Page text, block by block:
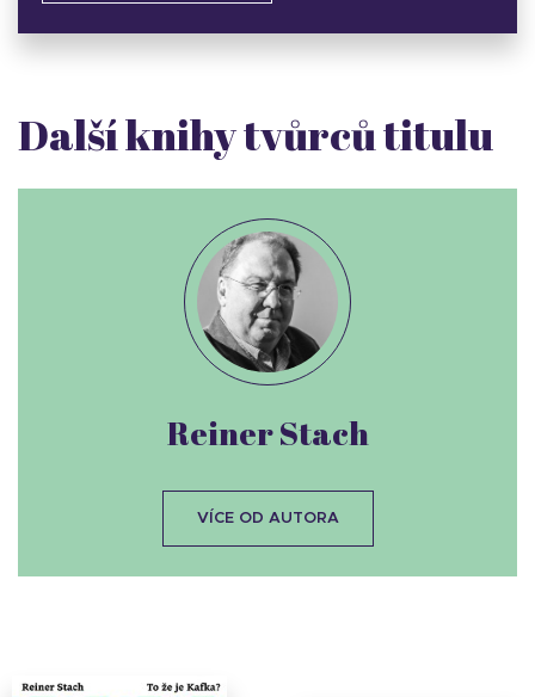
Další knihy tvůrců titulu
Reiner Stach
VÍCE OD AUTORA